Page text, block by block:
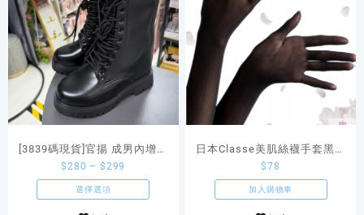
[3839碼現貨]官揚 成男內增高
馬丁靴增高鞋
$280 –$299
選擇選項
日本Classe美肌絲襪手套黑色
肌
$78
加入購物車